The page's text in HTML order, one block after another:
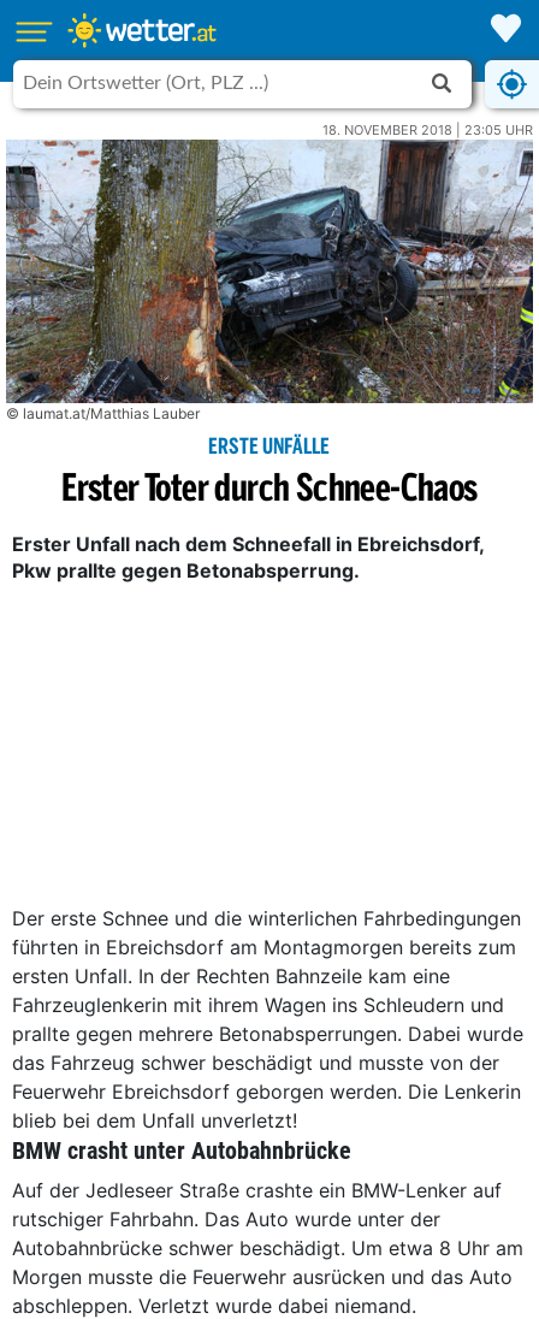
18. NOVEMBER 2018 | 23:05 UHR
© laumat.at/Matthias Lauber
ERSTE UNFÄLLE
Erster Toter durch Schnee-Chaos
Erster Unfall nach dem Schneefall in Ebreichsdorf,
Pkw prallte gegen Betonabsperrung.
Der erste Schnee und die winterlichen Fahrbedingungen
führten in Ebreichsdorf am Montagmorgen bereits zum
ersten Unfall. In der Rechten Bahnzeile kam eine
Fahrzeuglenkerin mit ihrem Wagen ins Schleudern und
prallte gegen mehrere Betonabsperrungen. Dabei wurde
das Fahrzeug schwer beschädigt und musste von der
Feuerwehr Ebreichsdorf geborgen werden. Die Lenkerin
blieb bei dem Unfall unverletzt!
BMW crasht unter Autobahnbrücke
Auf der Jedleseer Straße crashte ein BMW-Lenker auf
rutschiger Fahrbahn. Das Auto wurde unter der
Autobahnbrücke schwer beschädigt. Um etwa 8 Uhr am
Morgen musste die Feuerwehr ausrücken und das Auto
abschleppen. Verletzt wurde dabei niemand.